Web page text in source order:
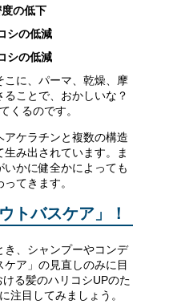
の低下
シの低減
シの低減
に、パーマ、乾燥、摩
ことで、おかしいな？
くるのです。
ケラチンと複数の構造
み出されています。ま
かに健全かによっても
てきます。
トバスケア」！
、シャンプーやコンデ
ア」の見直しのみに目
る髪のハリコシUPのた
注目してみましょう。